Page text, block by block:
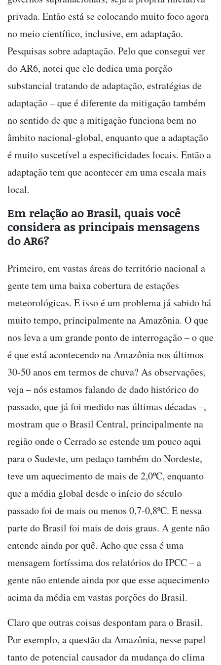
privada. Então está se colocando muito foco agora
no meio científico, inclusive, em adaptação.
Pesquisas sobre adaptação. Pelo que consegui ver
do AR6, notei que ele dedica uma porção
substancial tratando de adaptação, estratégias de
adaptação – que é diferente da mitigação também
no sentido de que a mitigação funciona bem no
âmbito nacional-global, enquanto que a adaptação
é muito suscetível a especificidades locais. Então a
adaptação tem que acontecer em uma escala mais
local.
Em relação ao Brasil, quais você
considera as principais mensagens
do AR6?
Primeiro, em vastas áreas do território nacional a
gente tem uma baixa cobertura de estações
meteorológicas. E isso é um problema já sabido há
muito tempo, principalmente na Amazônia. O que
nos leva a um grande ponto de interrogação – o que
é que está acontecendo na Amazônia nos últimos
30-50 anos em termos de chuva? As observações,
veja – nós estamos falando de dado histórico do
passado, que já foi medido nas últimas décadas –,
mostram que o Brasil Central, principalmente na
região onde o Cerrado se estende um pouco aqui
para o Sudeste, um pedaço também do Nordeste,
teve um aquecimento de mais de 2,0ºC, enquanto
que a média global desde o início do século
passado foi de mais ou menos 0,7-0,8ºC. E nessa
parte do Brasil foi mais de dois graus. A gente não
entende ainda por quê. Acho que essa é uma
mensagem fortíssima dos relatórios do IPCC – a
gente não entende ainda por que esse aquecimento
acima da média em vastas porções do Brasil.
Claro que outras coisas despontam para o Brasil.
Por exemplo, a questão da Amazônia, nesse papel
tanto de potencial causador da mudança do clima